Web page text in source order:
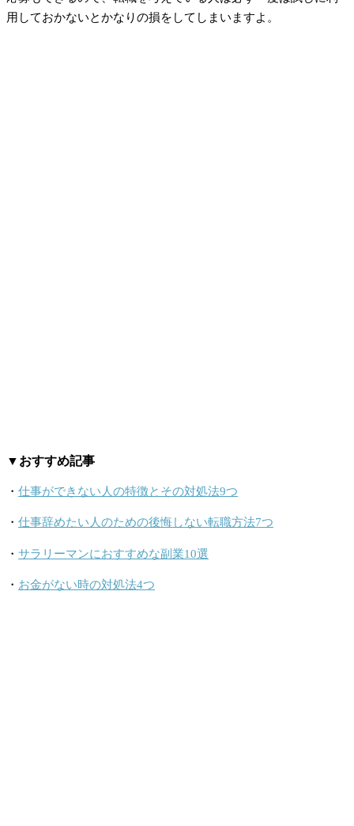
用しておかないとかなりの損をしてしまいますよ。
▼おすすめ記事
・ 仕事ができない人の特徴とその対処法9つ
・ 仕事辞めたい人のための後悔しない転職方法7つ
・ サラリーマンにおすすめな副業10選
・ お金がない時の対処法4つ